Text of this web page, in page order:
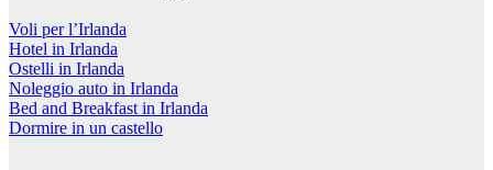
Voli per l’Irlanda
Hotel in Irlanda
Ostelli in Irlanda
Noleggio auto in Irlanda
Bed and Breakfast in Irlanda
Dormire in un castello